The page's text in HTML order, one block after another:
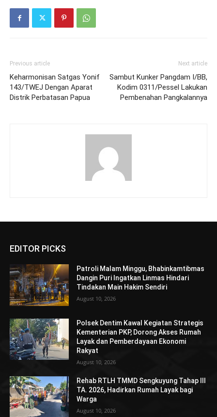
Previous article
Keharmonisan Satgas Yonif
143/TWEJ Dengan Aparat
Distrik Perbatasan Papua
Next article
Sambut Kunker Pangdam I/BB,
Kodim 0311/Pessel Lakukan
Pembenahan Pangkalannya
EDITOR PICKS
Patroli Malam Minggu, Bhabinkamtibmas
Dangin Puri Ingatkan Linmas Hindari
Tindakan Main Hakim Sendiri
August 10, 2026
Polsek Dentim Kawal Kegiatan Strategis
Kementerian PKP, Dorong Akses Rumah
Layak dan Pemberdayaan Ekonomi
Rakyat
August 10, 2026
Rehab RTLH TMMD Sengkuyung Tahap III
TA. 2026, Hadirkan Rumah Layak bagi
Warga
August 10, 2026